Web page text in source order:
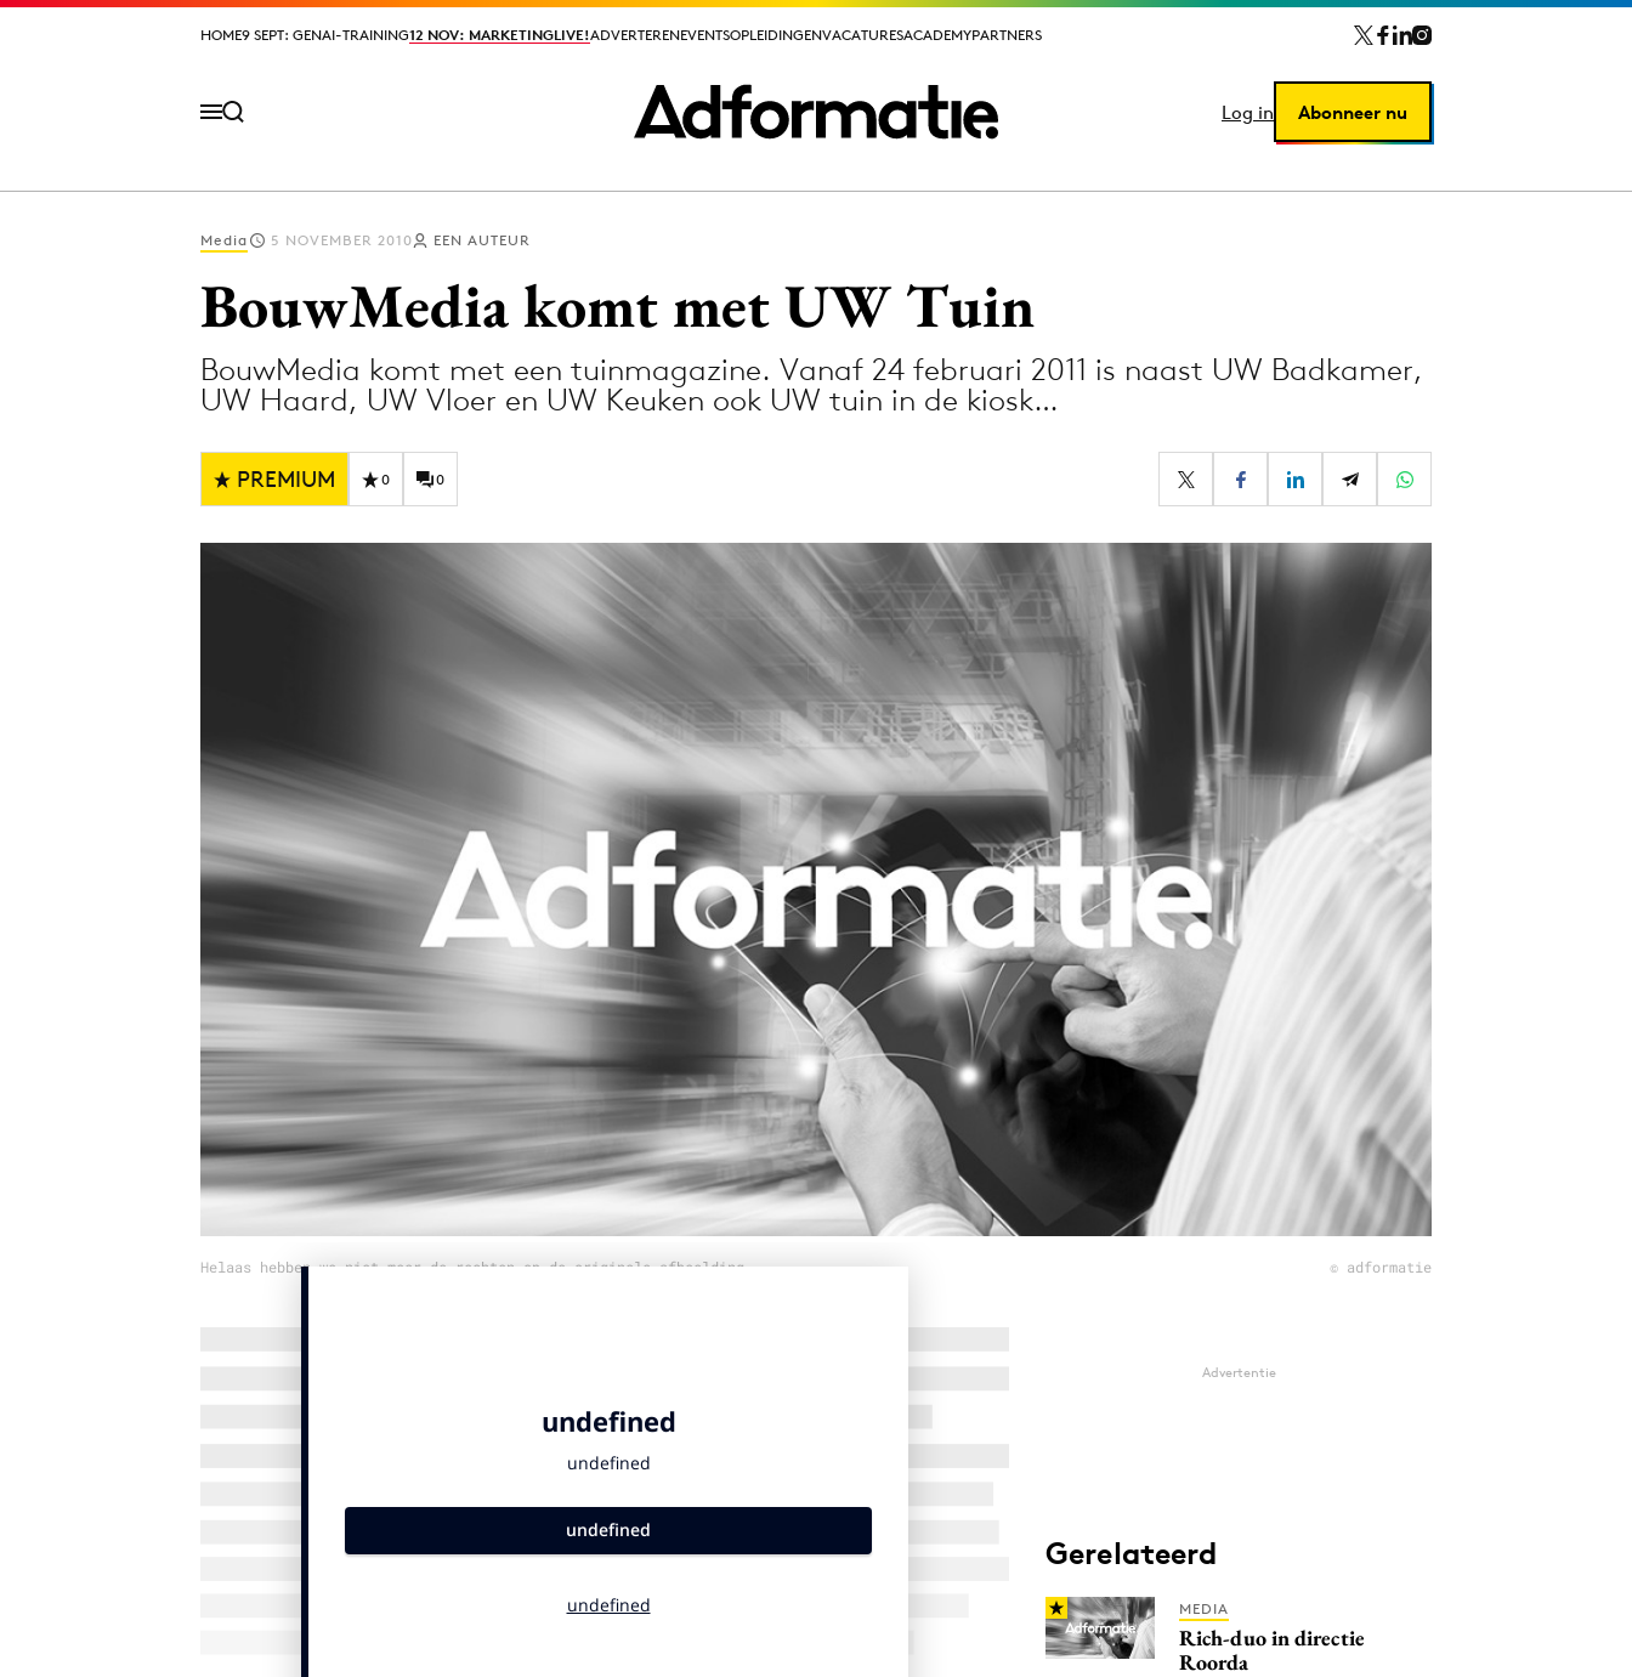
HOME9 SEPT: GENAI-TRAINING12 NOV: MARKETINGLIVE!ADVERTERENEVENTSOPLEIDINGENVACATURESACADEMYPARTNERS
Log in Abonneer nu
HOME9 SEPT: GENAI-TRAINING12 NOV: MARKETINGLIVE!ADVERTERENEVENTSOPLEIDINGENVACATURESACADEMYPARTNERS
Log in Abonneer nu
Digital transformation
Diversiteit
Effectiviteit
Influencer marketing
Interne communicatie
Programmatic
Purpose Marketing
Reputatie & crisis
Media 5 NOVEMBER 2010 EEN AUTEUR
BouwMedia komt met UW Tuin
BouwMedia komt met een tuinmagazine. Vanaf 24 februari 2011 is naast UW Badkamer,
UW Haard, UW Vloer en UW Keuken ook UW tuin in de kiosk…
PREMIUM 0 0
Helaas hebben we niet meer de rechten op de originele afbeelding © adformatie
Advertentie
Gerelateerd
MEDIA
Rich-duo in directie
Roorda